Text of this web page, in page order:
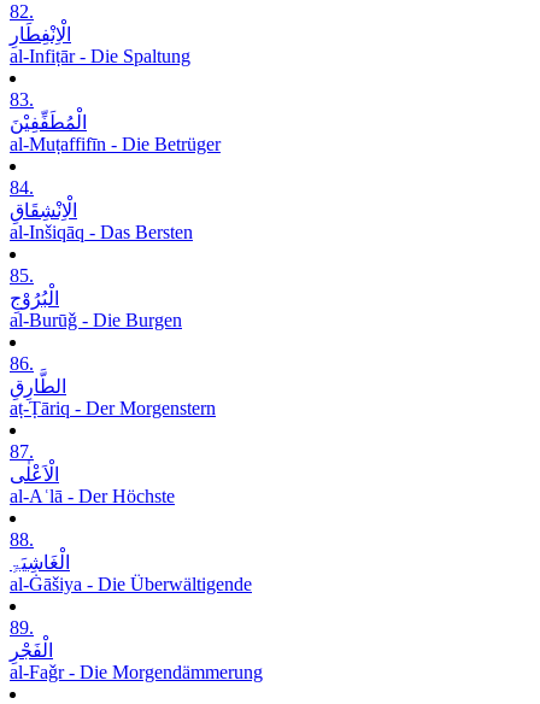
82.
الْاِنْفِطَارِ
al-Infiṭār - Die Spaltung
83.
الْمُطَفِّفِیْنَ
al-Muṭaffifīn - Die Betrüger
84.
الْاِنْشِقَاقِ
al-Inšiqāq - Das Bersten
85.
الْبُرُوْجِ
al-Burūǧ - Die Burgen
86.
الطَّارِقِ
aṭ-Ṭāriq - Der Morgenstern
87.
الْاَعْلٰی
al-Aʿlā - Der Höchste
88.
الْغَاشِیَۃِ
al-Ġāšiya - Die Überwältigende
89.
الْفَجْرِ
al-Faǧr - Die Morgendämmerung